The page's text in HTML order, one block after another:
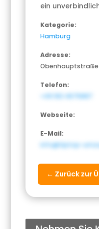
ein
Kategorie:
Hamburg
Adresse:
Obenhauptstraße
Telefon:
+49 163 4675887
Webseite:
E-Mail:
info@tiptop-
← Zurück zur